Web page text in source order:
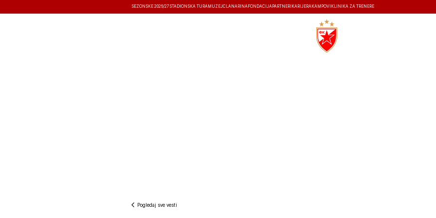
SEZONSKE 2026/27 STADIONSKA TURA MUZEJČLANARINA FONDACIJA PARTNERI KARIJERA KAMPOVI KLINIKA ZA TRENERE
Pogledaj sve vesti